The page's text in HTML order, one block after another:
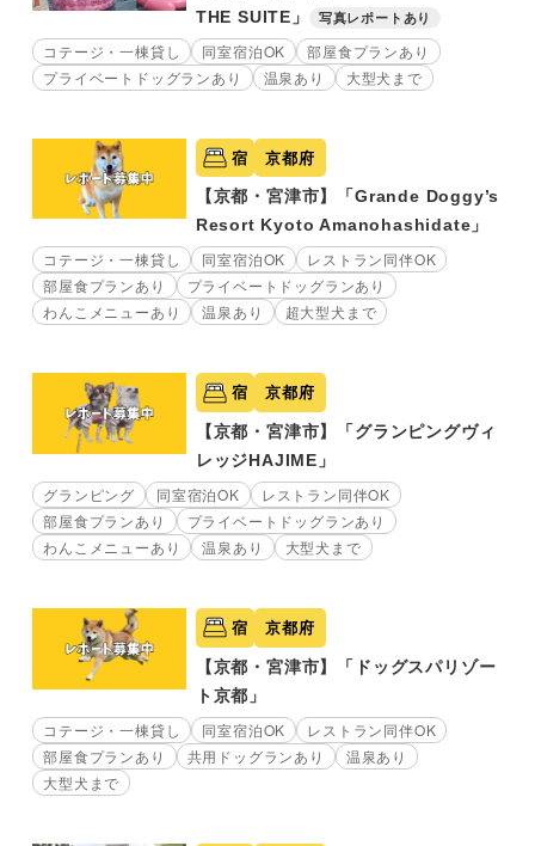
THE SUITE」
写真レポートあり
コテージ・一棟貸し 同室宿泊OK
部屋食プランあり
プライベートドッグランあり
温泉あり 大型犬まで
宿 京都府
【京都・宮津市】「Grande Doggy’s
Resort Kyoto Amanohashidate」
コテージ・一棟貸し 同室宿泊OK
レストラン同伴OK
部屋食プランあり
プライベートドッグランあり
わんこメニューあり
温泉あり 超大型犬まで
宿 京都府
【京都・宮津市】「グランピングヴィ
レッジHAJIME」
グランピング 同室宿泊OK
レストラン同伴OK
部屋食プランあり
プライベートドッグランあり
わんこメニューあり
温泉あり 大型犬まで
宿 京都府
【京都・宮津市】「ドッグスパリゾー
ト京都」
コテージ・一棟貸し 同室宿泊OK
レストラン同伴OK
部屋食プランあり
共用ドッグランあり
温泉あり
大型犬まで